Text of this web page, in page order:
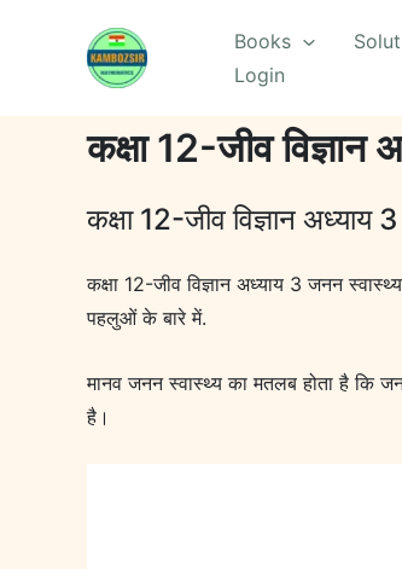
Books
Login
कक्षा 12-जीव
कक्षा 12-जीव विज्ञान अध्याय
कक्षा 12-जीव विज्ञान अध्याय 3 जनन
पहलुओं के बारे में.
मानव जनन स्वास्थ्य का मतलब होता है कि
है।